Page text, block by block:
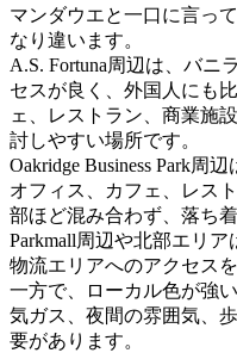
マンダウエと一口に言っ
なり違います。
A.S. Fortuna周辺は、バニ
セスが良く、外国人にも
ェ、レストラン、商業施
討しやすい場所です。
Oakridge Business Park周
オフィス、カフェ、レス
部ほど混み合わず、落ち
Parkmall周辺や北部エリア
物流エリアへのアクセス
一方で、ローカル色が強
気ガス、夜間の雰囲気、
要があります。